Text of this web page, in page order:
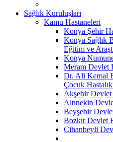
Sağlık Kuruluşları
Kamu Hastaneleri
Konya Şehir
Konya Sağlık
Eğitim ve
Konya
Meram Devlet
Dr. Ali Kemal
Çocuk
Akşehir Devlet
Altınekin
Beyşehir
Bozkır Devlet
Cihanbeyli